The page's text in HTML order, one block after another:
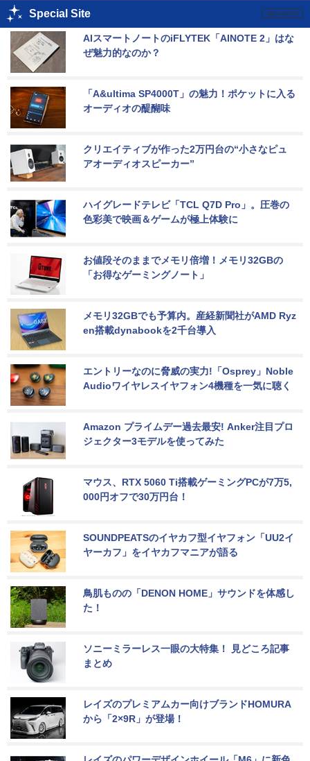
Special Site
AIスマートノートのiFLYTEK「AINOTE 2」はな
ぜ魅力的なのか？
「A&ultima SP4000T」の魅力！ポケットに入る
オーディオの醍醐味
クリエイティブが作った2万円台の“小さなピュ
アオーディオスピーカー”
ハイグレードテレビ「TCL Q7D Pro」。圧巻の
色彩美で映画＆ゲームが極上体験に
お値段そのままでメモリ倍増！メモリ32GBの
「お得なゲーミングノート」
メモリ32GBでも予算内。産経新聞社がAMD Ryz
en搭載dynabookを2千台導入
エントリーなのに脅威の実力!「Osprey」Noble
Audioワイヤレスイヤフォン4機種を一気に聴く
Amazon プライムデー過去最安! Anker注目プロ
ジェクター3モデルを使ってみた
マウス、RTX 5060 Ti搭載ゲーミングPCが7万5,
000円オフで30万円台！
SOUNDPEATSのイヤカフ型イヤフォン「UU2イ
ヤーカフ」をイヤカフマニアが語る
鳥肌ものの「DENON HOME」サウンドを体感し
た！
ソニーミラーレス一眼の大特集！ 見どころ記事
まとめ
レイズのプレミアムカー向けブランドHOMURA
から「2×9R」が登場！